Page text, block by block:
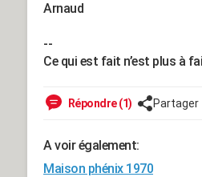
Arnaud
--
Ce qui est fait n’est plus à
Répondre (1) Partager
A voir également:
Maison phénix 1970